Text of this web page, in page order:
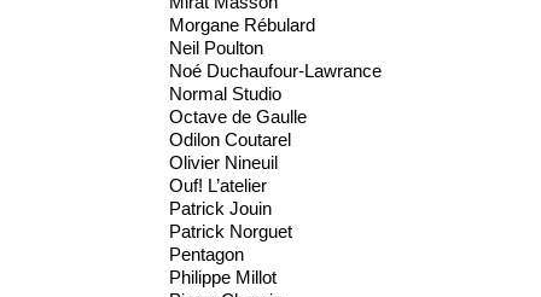
Morgane Rébulard
Neil Poulton
Noé Duchaufour-Lawrance
Normal Studio
Octave de Gaulle
Odilon Coutarel
Olivier Nineuil
Ouf! L’atelier
Patrick Jouin
Patrick Norguet
Pentagon
Philippe Millot